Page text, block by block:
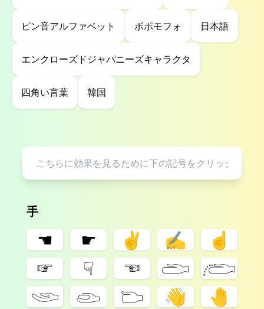
ピン音アルファベット ボポモフォ 日本語
エンクローズドジャパニーズキャラクタ
四角い言葉 韓国
手
☚ ☛ ✌︎ ✍︎
☝︎
☞
☟ ☜ 𓂧
𓂨
𓂩
𓂫 𓂬 👋
🤚